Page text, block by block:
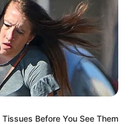
Before You See Them